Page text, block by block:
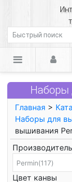
Наборы
Главная >
Наборы для
вышивания
Производитель
Цвет канвы